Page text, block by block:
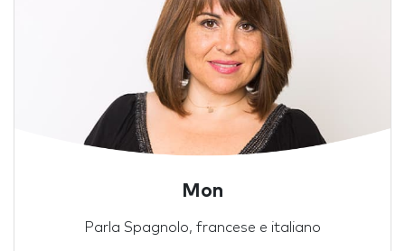
Mon
Parla Spagnolo, francese e italiano